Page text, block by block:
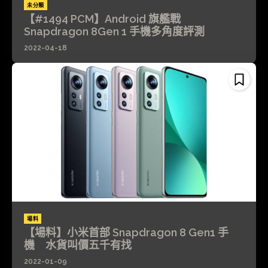
未分類
【#1494 PCM】Android 旗艦戰
Snapdragon 8Gen 1 手機多角度評測
2022-04-18
場料
【場料】小米首部 Snapdragon 8 Gen1 手
機 水貨叫價五千有找
2022-01-09